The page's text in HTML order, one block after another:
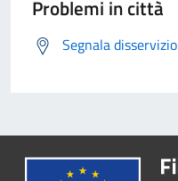
Problemi in città
Segnala disservizio